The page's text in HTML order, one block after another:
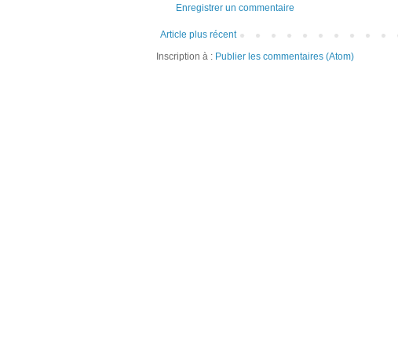
Enregistrer un commentaire
Article plus récent
Inscription à : Publier les commentaires (Atom)